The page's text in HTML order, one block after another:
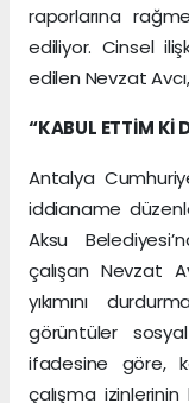
raporlarına
ediliyor. Cinsel
edilen Nevzat
“KABUL ETTİM Kİ
Antalya
iddianame
Aksu
çalışan Nevzat
yıkımını
görüntüler
ifadesine göre,
çalışma